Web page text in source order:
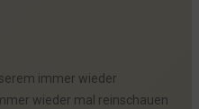
immer wieder
wieder mal reinschauen